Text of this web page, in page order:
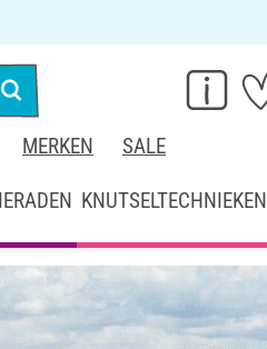
MERKEN SALE
KNUTSELTECHNIEKEN